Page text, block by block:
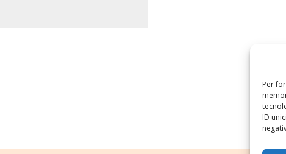
Per
ID